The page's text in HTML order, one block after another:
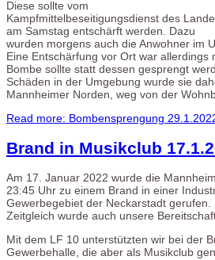
Diese sollte vom
Kampfmittelbeseitigungsdienst des
am Samstag entschärft werden. Dazu
wurden morgens auch die Anwohner im
Eine Entschärfung vor Ort war allerdings
Bombe sollte statt dessen gesprengt
Schäden in der Umgebung wurde sie
Mannheimer Norden, weg von der
Read more: Bombensprengung
Brand in Musikclub
Am 17. Januar 2022 wurde die
23:45 Uhr zu einem Brand in einer
Gewerbegebiet der Neckarstadt gerufen.
Zeitgleich wurde auch unsere
Mit dem LF 10 unterstützten wir bei der
Gewerbehalle, die aber als Musikclub